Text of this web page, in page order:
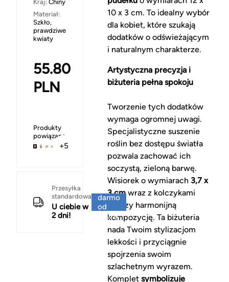
Kraj: Chiny
Materiał:
Szkło,
prawdziwe
kwiaty
55.80
PLN
Produkty
powiązane
+5
Przesyłka
standardowa
U ciebie w
2 dni!
darmo
od
150 zł
10 x 3 cm. To idealny wybór
dla kobiet, które szukają
dodatków o odświeżającym
i naturalnym charakterze.
Artystyczna precyzja i
biżuteria pełna spokoju
Tworzenie tych dodatków
wymaga ogromnej uwagi.
Specjalistyczne suszenie
roślin bez dostępu światła
pozwala zachować ich
soczystą, zieloną barwę.
Wisiorek o wymiarach 3,7 x
3 cmwraz z kolczykami
tworzy harmonijną
kompozycję. Ta biżuteria
nada Twoim stylizacjom
lekkości i przyciągnie
spojrzenia swoim
szlachetnym wyrazem.
Komplet symbolizuje